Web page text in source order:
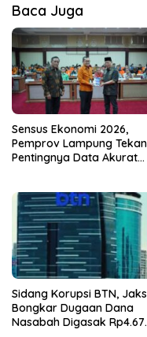
Baca Juga
Sensus Ekonomi 2026,
Pemprov Lampung
Pentingnya Data Akurat
Sidang Korupsi BTN,
Bongkar Dugaan Dana
Nasabah Digasak Rp4.67